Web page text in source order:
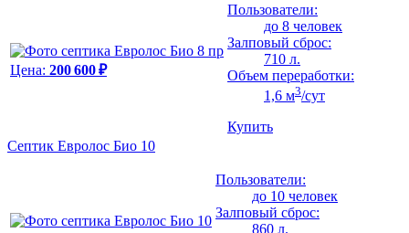
Цена: 200 600 ₽
Пользователи:
до 8 человек
Залповый сброс:
710 л.
Объем переработки:
1,6 м3/сут
Купить
Септик Евролос Био 10
Пользователи:
до 10 человек
Залповый сброс:
860 л.